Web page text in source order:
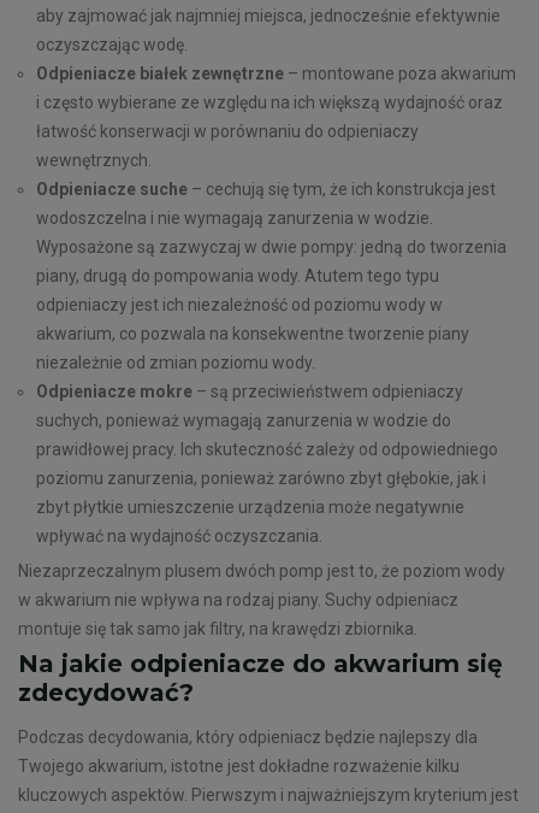
aby zajmować jak najmniej miejsca, jednocześnie efektywnie
oczyszczając wodę.
Odpieniacze białek zewnętrzne – montowane poza akwarium
i często wybierane ze względu na ich większą wydajność oraz
łatwość konserwacji w porównaniu do odpieniaczy
wewnętrznych.
Odpieniacze suche – cechują się tym, że ich konstrukcja jest
wodoszczelna i nie wymagają zanurzenia w wodzie.
Wyposażone są zazwyczaj w dwie pompy: jedną do tworzenia
piany, drugą do pompowania wody. Atutem tego typu
odpieniaczy jest ich niezależność od poziomu wody w
akwarium, co pozwala na konsekwentne tworzenie piany
niezależnie od zmian poziomu wody.
Odpieniacze mokre – są przeciwieństwem odpieniaczy
suchych, ponieważ wymagają zanurzenia w wodzie do
prawidłowej pracy. Ich skuteczność zależy od odpowiedniego
poziomu zanurzenia, ponieważ zarówno zbyt głębokie, jak i
zbyt płytkie umieszczenie urządzenia może negatywnie
wpływać na wydajność oczyszczania.
Niezaprzeczalnym plusem dwóch pomp jest to, że poziom wody
w akwarium nie wpływa na rodzaj piany. Suchy odpieniacz
montuje się tak samo jak filtry, na krawędzi zbiornika.
Na jakie odpieniacze do akwarium się
zdecydować?
Podczas decydowania, który odpieniacz będzie najlepszy dla
Twojego akwarium, istotne jest dokładne rozważenie kilku
kluczowych aspektów. Pierwszym i najważniejszym kryterium jest